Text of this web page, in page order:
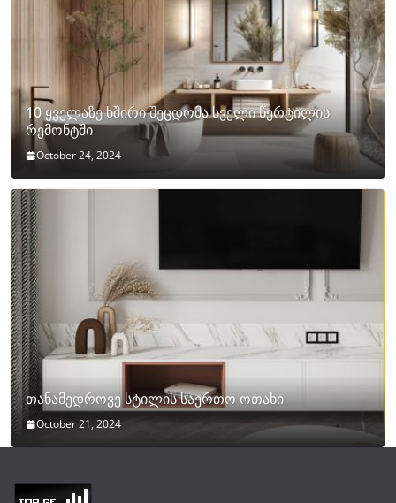
10 ყველაზე ხშირი შეცდომა სველი წერტილის
რემონტში
October 24, 2024
თანამედროვე სტილის საერთო ოთახი
October 21, 2024